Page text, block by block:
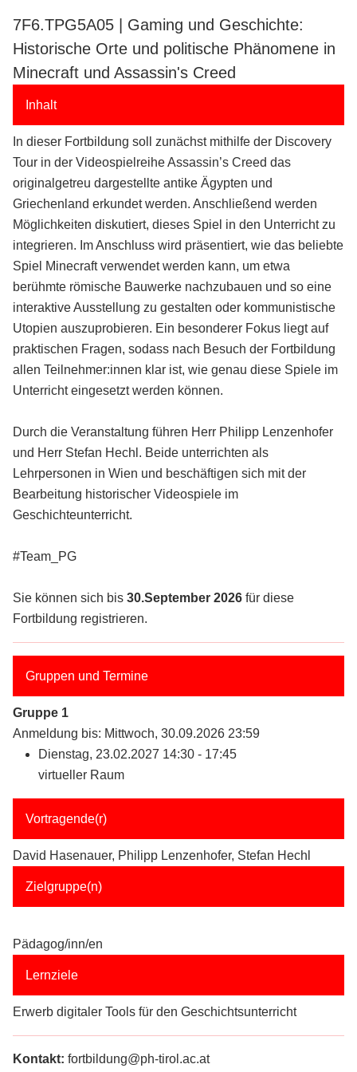
7F6.TPG5A05 | Gaming und Geschichte:
Historische Orte und politische Phänomene in
Minecraft und Assassin's Creed
Inhalt
In dieser Fortbildung soll zunächst mithilfe der Discovery
Tour in der Videospielreihe Assassin’s Creed das
originalgetreu dargestellte antike Ägypten und
Griechenland erkundet werden. Anschließend werden
Möglichkeiten diskutiert, dieses Spiel in den Unterricht zu
integrieren. Im Anschluss wird präsentiert, wie das beliebte
Spiel Minecraft verwendet werden kann, um etwa
berühmte römische Bauwerke nachzubauen und so eine
interaktive Ausstellung zu gestalten oder kommunistische
Utopien auszuprobieren. Ein besonderer Fokus liegt auf
praktischen Fragen, sodass nach Besuch der Fortbildung
allen Teilnehmer:innen klar ist, wie genau diese Spiele im
Unterricht eingesetzt werden können.
Durch die Veranstaltung führen Herr Philipp Lenzenhofer
und Herr Stefan Hechl. Beide unterrichten als
Lehrpersonen in Wien und beschäftigen sich mit der
Bearbeitung historischer Videospiele im
Geschichteunterricht.
#Team_PG
Sie können sich bis 30.September 2026 für diese
Fortbildung registrieren.
Gruppen und Termine
Gruppe 1
Anmeldung bis: Mittwoch, 30.09.2026 23:59
Dienstag, 23.02.2027 14:30 - 17:45
virtueller Raum
Vortragende(r)
David Hasenauer, Philipp Lenzenhofer, Stefan Hechl
Zielgruppe(n)
Pädagog/inn/en
Lernziele
Erwerb digitaler Tools für den Geschichtsunterricht
Kontakt: fortbildung@ph-tirol.ac.at